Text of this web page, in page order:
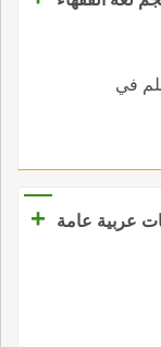
أَعلم.
في
عربية عامة +